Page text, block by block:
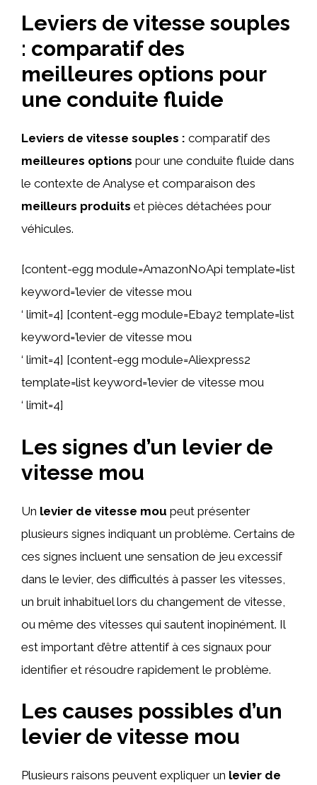
Leviers de vitesse souples
: comparatif des
meilleures options pour
une conduite fluide
Leviers de vitesse souples : comparatif des
meilleures options pour une conduite fluide dans
le contexte de Analyse et comparaison des
meilleurs produits et pièces détachées pour
véhicules.
[content-egg module=AmazonNoApi template=list
keyword=’levier de vitesse mou
‘ limit=4] [content-egg module=Ebay2 template=list
keyword=’levier de vitesse mou
‘ limit=4] [content-egg module=Aliexpress2
template=list keyword=’levier de vitesse mou
‘ limit=4]
Les signes d’un levier de
vitesse mou
Un levier de vitesse mou peut présenter
plusieurs signes indiquant un problème. Certains de
ces signes incluent une sensation de jeu excessif
dans le levier, des difficultés à passer les vitesses,
un bruit inhabituel lors du changement de vitesse,
ou même des vitesses qui sautent inopinément. Il
est important d’être attentif à ces signaux pour
identifier et résoudre rapidement le problème.
Les causes possibles d’un
levier de vitesse mou
Plusieurs raisons peuvent expliquer un levier de